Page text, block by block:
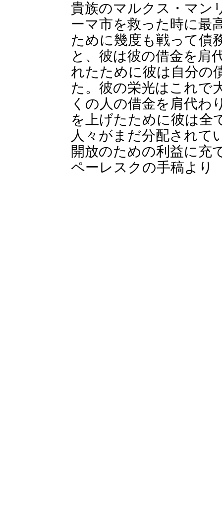
貴族のマルクス・マン
ーマ市を救った時に最
ために幾度も戦って債
と、彼は彼の借金を肩
れたために彼は自分の
た。彼の栄光はこれで
くの人の借金を肩代わ
を上げたために彼は全
人々がまだ分配されて
開放のための利益に充
ペーレスクの手稿より